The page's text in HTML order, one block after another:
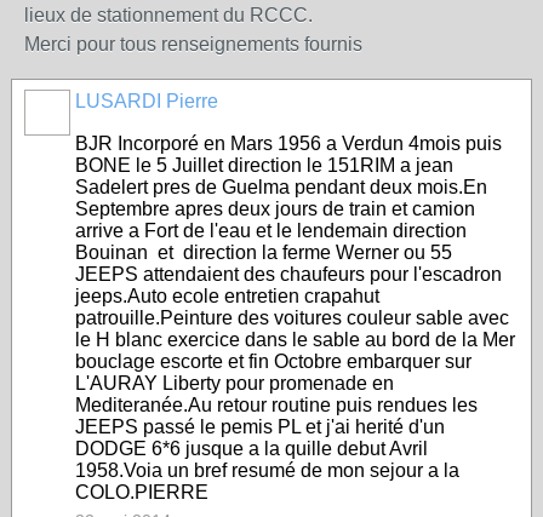
lieux de stationnement du RCCC.
Merci pour tous renseignements fournis
LUSARDI Pierre
BJR Incorporé en Mars 1956 a Verdun 4mois puis
BONE le 5 Juillet direction le 151RIM a jean
Sadelert pres de Guelma pendant deux mois.En
Septembre apres deux jours de train et camion
arrive a Fort de l'eau et le lendemain direction
Bouinan et direction la ferme Werner ou 55
JEEPS attendaient des chaufeurs pour l'escadron
jeeps.Auto ecole entretien crapahut
patrouille.Peinture des voitures couleur sable avec
le H blanc exercice dans le sable au bord de la Mer
bouclage escorte et fin Octobre embarquer sur
L'AURAY Liberty pour promenade en
Mediteranée.Au retour routine puis rendues les
JEEPS passé le pemis PL et j'ai herité d'un
DODGE 6*6 jusque a la quille debut Avril
1958.Voia un bref resumé de mon sejour a la
COLO.PIERRE